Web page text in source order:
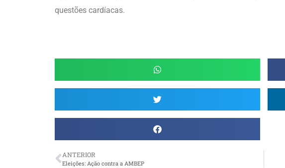
questões cardíacas.
ANTERIOR
Eleições: Ação contra a AMBEP